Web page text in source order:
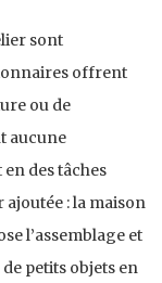
sont
offrent
ou de
aucune
des tâches
ajoutée : la maison
l’assemblage et
petits objets en